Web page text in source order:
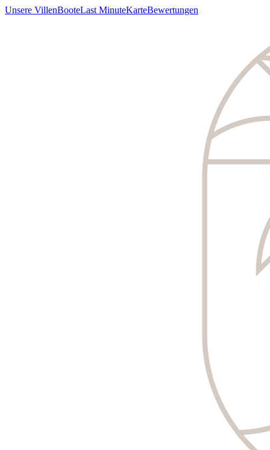
Unsere VillenBooteLast MinuteKarteBewertungen